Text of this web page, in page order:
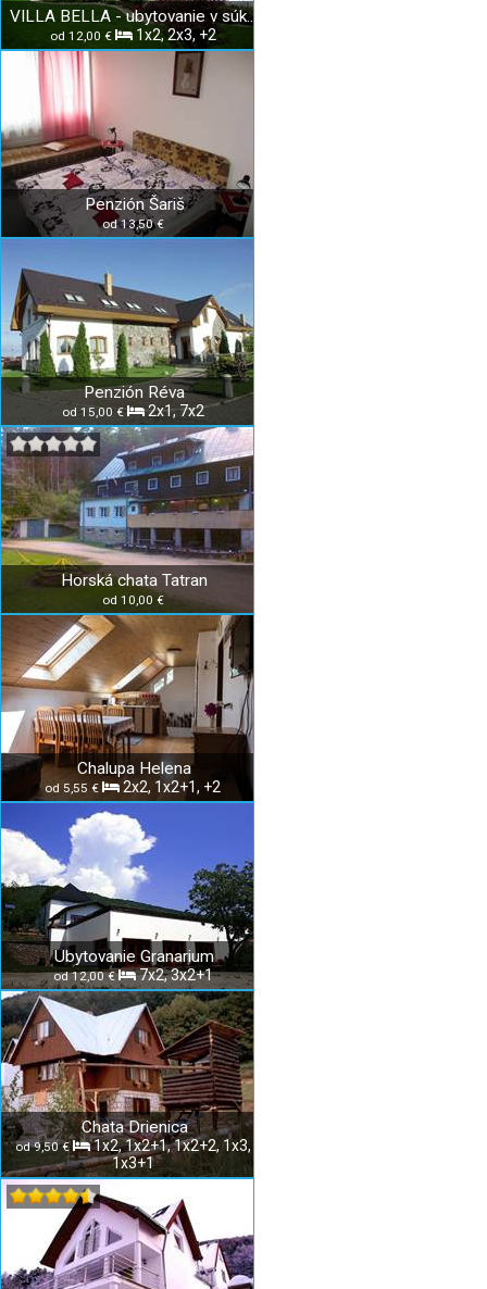
VILLA BELLA - ubytovanie v súkromí
od 12,00 € 1x2, 2x3, +2
Penzión Šariš
od 13,50 €
Penzión Réva
od 15,00 € 2x1, 7x2
Horská chata Tatran
od 10,00 €
Chalupa Helena
od 5,55 € 2x2, 1x2+1, +2
Ubytovanie Granarium
od 12,00 € 7x2, 3x2+1
Chata Drienica
od 9,50 €
1x2, 1x2+1, 1x2+2, 1x3,
1x3+1